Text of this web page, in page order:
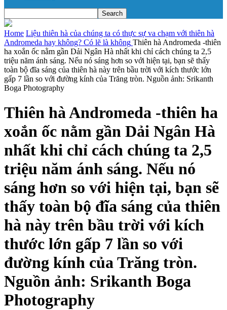
Home Liệu thiên hà của chúng ta có thực sự va chạm với thiên hà
Andromeda hay không? Có lẽ là không Thiên hà Andromeda -thiên
ha xoắn ốc nằm gần Dải Ngân Hà nhất khi chỉ cách chúng ta 2,5
triệu năm ánh sáng. Nếu nó sáng hơn so với hiện tại, bạn sẽ thấy
toàn bộ đĩa sáng của thiên hà này trên bầu trời với kích thước lớn
gấp 7 lần so với đường kính của Trăng tròn. Nguồn ảnh: Srikanth
Boga Photography
Thiên hà Andromeda -thiên ha
xoắn ốc nằm gần Dải Ngân Hà
nhất khi chỉ cách chúng ta 2,5
triệu năm ánh sáng. Nếu nó
sáng hơn so với hiện tại, bạn sẽ
thấy toàn bộ đĩa sáng của thiên
hà này trên bầu trời với kích
thước lớn gấp 7 lần so với
đường kính của Trăng tròn.
Nguồn ảnh: Srikanth Boga
Photography